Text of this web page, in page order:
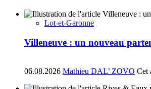
Lot-et-Garonne
Villeneuve : un nouveau
06.08.2026 Mathieu DAL’ ZOVO Cet